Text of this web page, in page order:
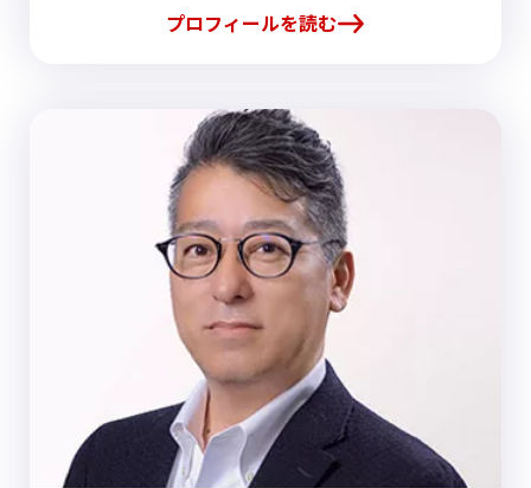
プロフィールを読む